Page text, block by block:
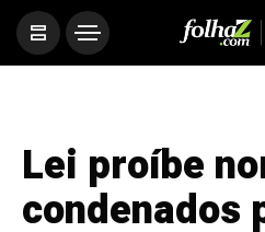
Lei proíbe
condenados